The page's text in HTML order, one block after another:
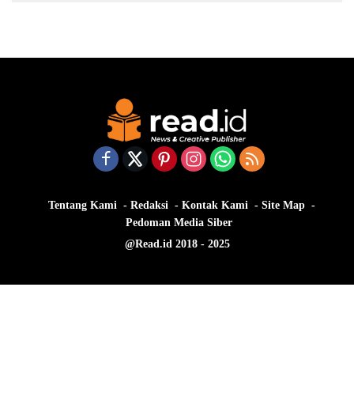
Tentang Kami Redaksi Kontak Kami
Site Map
Pedoman Media Siber
@Read.id 2018 - 2025